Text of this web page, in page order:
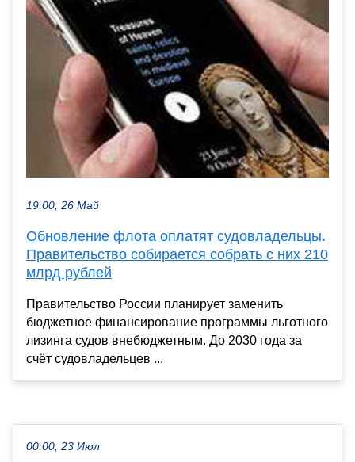
19:00, 26 Май
Обновление флота оплатят судовладельцы.
Правительство собирается собрать с них 210
млрд рублей
Правительство России планирует заменить
бюджетное финансирование программы льготного
лизинга судов внебюджетным. До 2030 года за
счёт судовладельцев ...
00:00, 23 Июл